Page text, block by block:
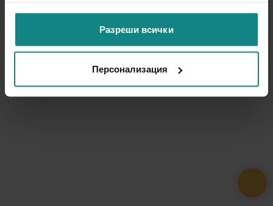
ползването от Ваша страна на услугите им.
Разреши всички
Персонализация